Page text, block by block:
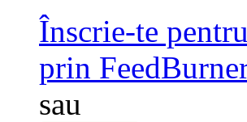
Înscrie-te
prin
sau